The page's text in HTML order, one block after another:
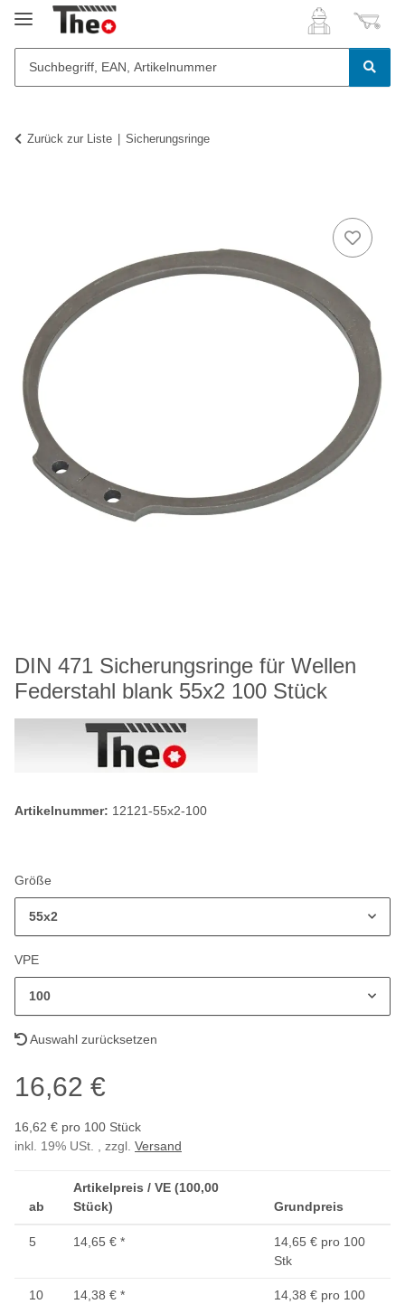
Zurück zur Liste Sicherungsringe
DIN 471 Sicherungsringe für Wellen
Federstahl blank 55x2 100 Stück
Artikelnummer: 12121-55x2-100
Größe
55x2
VPE
100
Auswahl zurücksetzen
16,62 €
16,62 € pro 100 Stück
inkl. 19% USt. , zzgl. Versand
ab
Artikelpreis / VE (100,00
Stück)
Grundpreis
5 14,65 € *
14,65 € pro 100
Stk
10 14,38 € *
14,38 € pro 100